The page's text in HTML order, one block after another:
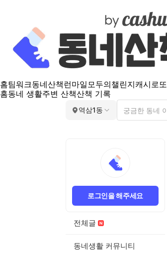
홈팀워크동네산책 런마일모두의챌린지캐시로또
홈동네 생활주변 산책산책 기록
역삼1동
로그인을 해주세요
전체글
동네생활 커뮤니티